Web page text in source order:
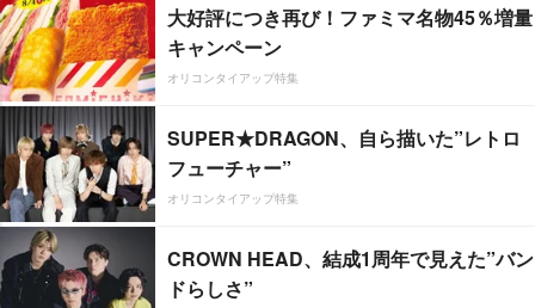
大好評につき再び！ファミマ名物45％増量
キャンペーン
オリコンタイアップ特集
SUPER★DRAGON、自ら描いた”レトロ
フューチャー”
オリコンタイアップ特集
CROWN HEAD、結成1周年で見えた”バン
ドらしさ”